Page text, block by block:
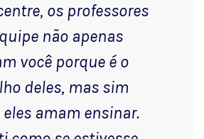
os professores
não apenas
você porque é o
deles, mas sim
amam ensinar.